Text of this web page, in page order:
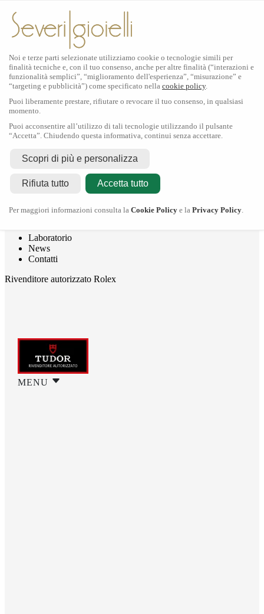
Rolex
Rolex Certified Pre-Owned
Crivelli
Pomellato
Severi Gioielli
Laboratorio
News
Contatti
Rivenditore autorizzato Rolex
MENU
Noi e terze parti selezionate utilizziamo cookie o tecnologie simili per
finalità tecniche e, con il tuo consenso, anche per altre finalità (“interazioni e
funzionalità semplici”, “miglioramento dell'esperienza”, “misurazione” e
“targeting e pubblicità”) come specificato nella cookie policy.
Puoi liberamente prestare, rifiutare o revocare il tuo consenso, in qualsiasi
momento.
Puoi acconsentire all’utilizzo di tali tecnologie utilizzando il pulsante
“Accetta”. Chiudendo questa informativa, continui senza accettare.
Scopri di più e personalizza
Rifiuta tutto Accetta tutto
Per maggiori informazioni consulta la Cookie Policy e la Privacy Policy.